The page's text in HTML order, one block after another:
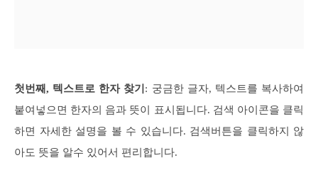
첫번째, 텍스트로 한자 찾기 : 궁금한 글자, 텍스트를 복사하여
붙여넣으면 한자의 음과 뜻이 표시됩니다. 검색 아이콘을 클릭
하면 자세한 설명을 볼 수 있습니다. 검색버튼을 클릭하지 않
아도 뜻을 알수 있어서 편리합니다.